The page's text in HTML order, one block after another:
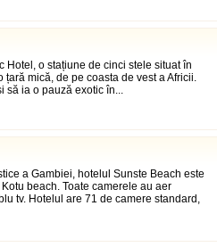
Hotel, o stațiune de cinci stele situat în
țară mică, de pe coasta de vest a Africii.
să ia o pauză exotic în...
a Gambiei, hotelul Sunste Beach este
beach. Toate camerele au aer
tv. Hotelul are 71 de camere standard,